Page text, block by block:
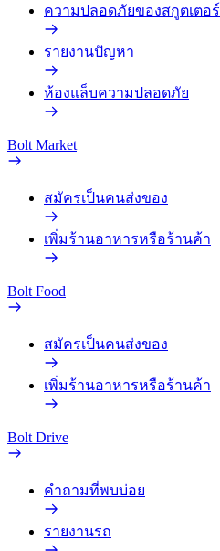
ความปลอดภัยของสกูตเตอร์
รายงานปัญหา
ห้องแล็บความปลอดภัย
Bolt Market
สมัครเป็นคนส่งของ
เพิ่มร้านอาหารหรือร้านค้า
Bolt Food
สมัครเป็นคนส่งของ
เพิ่มร้านอาหารหรือร้านค้า
Bolt Drive
คำถามที่พบบ่อย
รายงานรถ